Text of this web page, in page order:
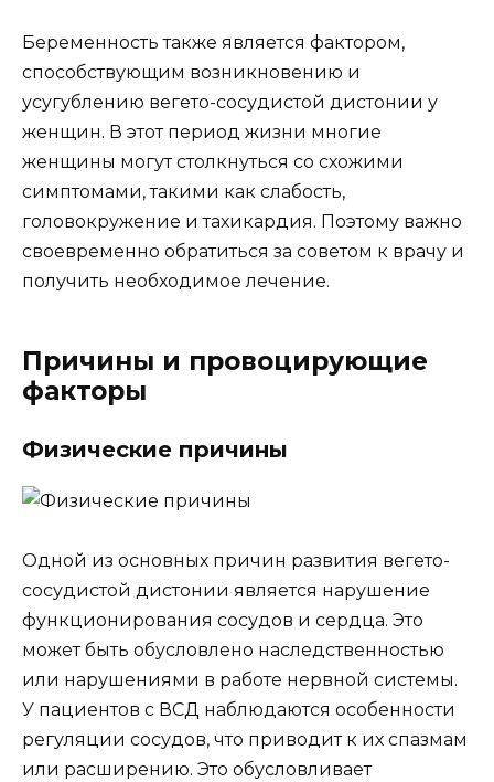
Беременность также является фактором,
способствующим возникновению и
усугублению вегето-сосудистой дистонии у
женщин. В этот период жизни многие
женщины могут столкнуться со схожими
симптомами, такими как слабость,
головокружение и тахикардия. Поэтому важно
своевременно обратиться за советом к врачу и
получить необходимое лечение.
Причины и провоцирующие
факторы
Физические причины
Одной из основных причин развития вегето-
сосудистой дистонии является нарушение
функционирования сосудов и сердца. Это
может быть обусловлено наследственностью
или нарушениями в работе нервной системы.
У пациентов с ВСД наблюдаются особенности
регуляции сосудов, что приводит к их спазмам
или расширению. Это обусловливает